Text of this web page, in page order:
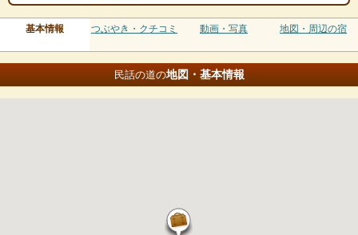
基本情報 つぶやき・クチコミ 動画・写真 地図・周辺の宿
民話の道の地図・基本情報